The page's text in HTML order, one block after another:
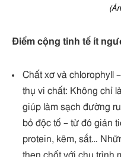
Điểm cộng tinh tế ít
Chất xơ và chlorophyll
thụ vi chất: Không chỉ
giúp làm sạch đường
bỏ độc tố – từ đó gián
protein, kẽm, sắt…
then chốt với chu trình